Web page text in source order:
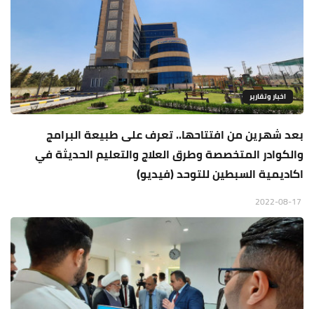
اخبار وتقارير
بعد شهرين من افتتاحها.. تعرف على طبيعة البرامج
والكوادر المتخصصة وطرق العلاج والتعليم الحديثة في
اكاديمية السبطين للتوحد (فيديو)